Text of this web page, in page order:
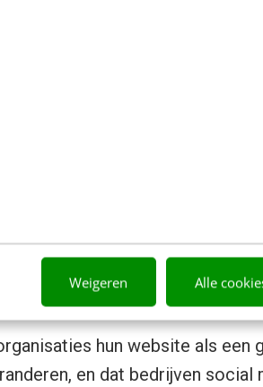
Weigeren Alle
services sterk in
taxi nodig. Met behulp van
naar waar jij bent. Ook zou je
of er nog
ze die nieuwe sneakers nog
en social
hun website als een
en dat bedrijven social